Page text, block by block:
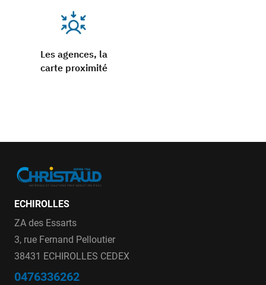
Les agences, la
carte proximité
ECHIROLLES
ZA des Essarts
3, rue Fernand Pelloutier
38431 ECHIROLLES CEDEX
0476336262